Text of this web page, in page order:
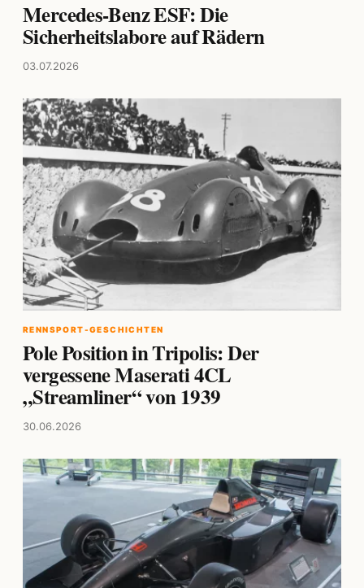
Mercedes-Benz ESF: Die
Sicherheitslabore auf Rädern
03.07.2026
RENNSPORT-GESCHICHTEN
Pole Position in Tripolis: Der
vergessene Maserati 4CL
„Streamliner“ von 1939
30.06.2026